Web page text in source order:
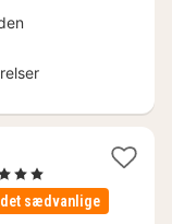
det sædvanlige